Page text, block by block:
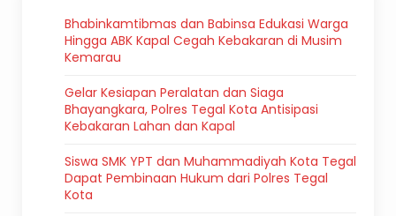
Bhabinkamtibmas dan Babinsa Edukasi Warga
Hingga ABK Kapal Cegah Kebakaran di Musim
Kemarau
Gelar Kesiapan Peralatan dan Siaga
Bhayangkara, Polres Tegal Kota Antisipasi
Kebakaran Lahan dan Kapal
Siswa SMK YPT dan Muhammadiyah Kota Tegal
Dapat Pembinaan Hukum dari Polres Tegal
Kota